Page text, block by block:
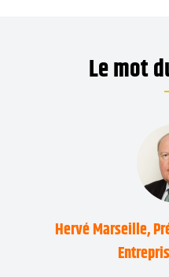
Le mot
Hervé Marseille,